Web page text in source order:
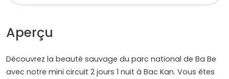
Aperçu
Découvrez la beauté sauvage du parc national de Ba Be
avec notre mini circuit 2 jours 1 nuit à Bac Kan. Vous êtes